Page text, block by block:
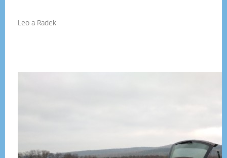
Leo a Radek